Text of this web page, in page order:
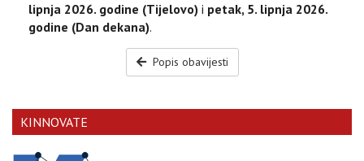
lipnja 2026. godine (Tijelovo) i petak, 5. lipnja 2026.
godine (Dan dekana).
Popis obavijesti
KINNOVATE